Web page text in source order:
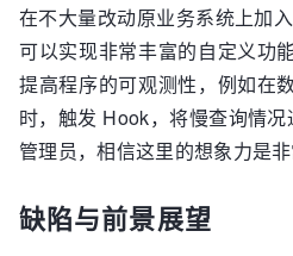
在不大量改动原业务系统上加
可以实现非常丰富的自定义功
提高程序的可观测性，例如在
时，触发 Hook，将慢查询情
管理员，相信这里的想象力是非
缺陷与前景展望